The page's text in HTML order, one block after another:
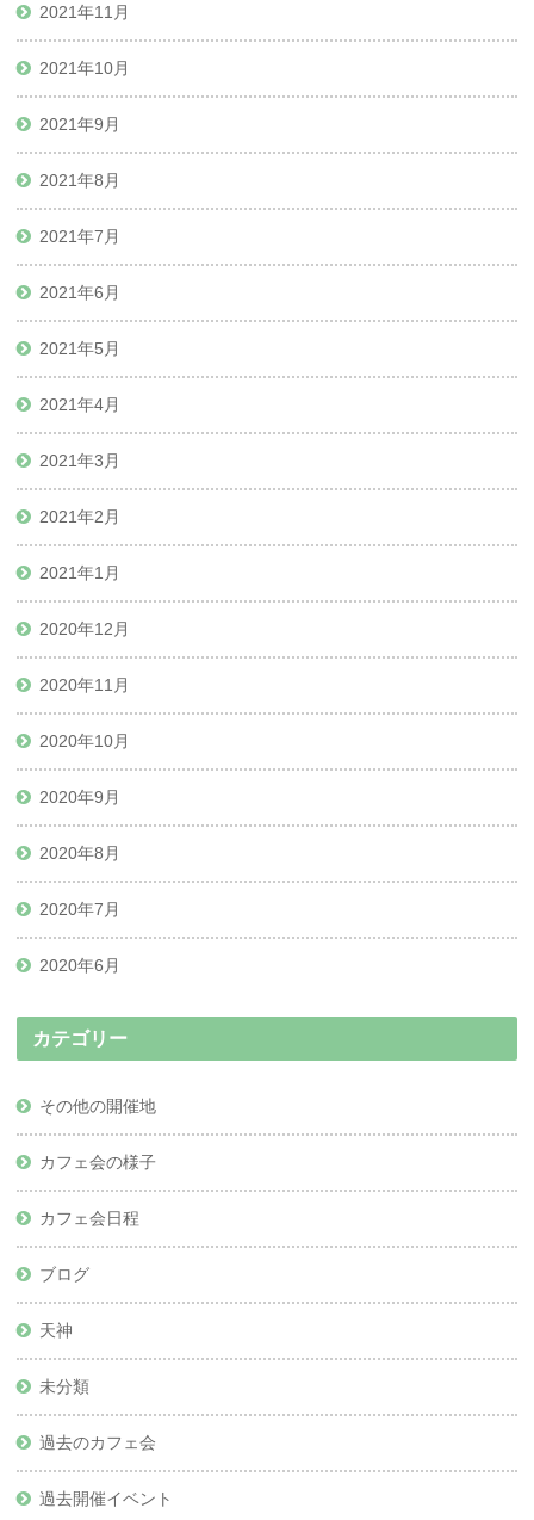
2021年11月
2021年10月
2021年9月
2021年8月
2021年7月
2021年6月
2021年5月
2021年4月
2021年3月
2021年2月
2021年1月
2020年12月
2020年11月
2020年10月
2020年9月
2020年8月
2020年7月
2020年6月
カテゴリー
その他の開催地
カフェ会の様子
カフェ会日程
ブログ
天神
未分類
過去のカフェ会
過去開催イベント